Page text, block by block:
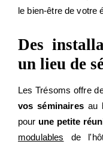
le bien-être de votre
Des
un lieu de
Les Trésoms offre
vos séminairesau
pour une petite
modulables de